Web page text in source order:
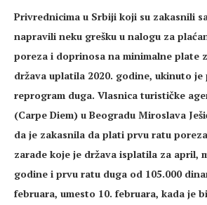
Privrednicima u Srbiji koji su zakasnili
napravili neku grešku u nalogu za
poreza i doprinosa na minimalne plate
država uplatila 2020. godine, ukinuto je
reprogram duga. Vlasnica turističke
(Carpe Diem) u Beogradu Miroslava
da je zakasnila da plati prvu ratu
zarade koje je država isplatila za april,
godine i prvu ratu duga od 105.000
februara, umesto 10. februara, kada je